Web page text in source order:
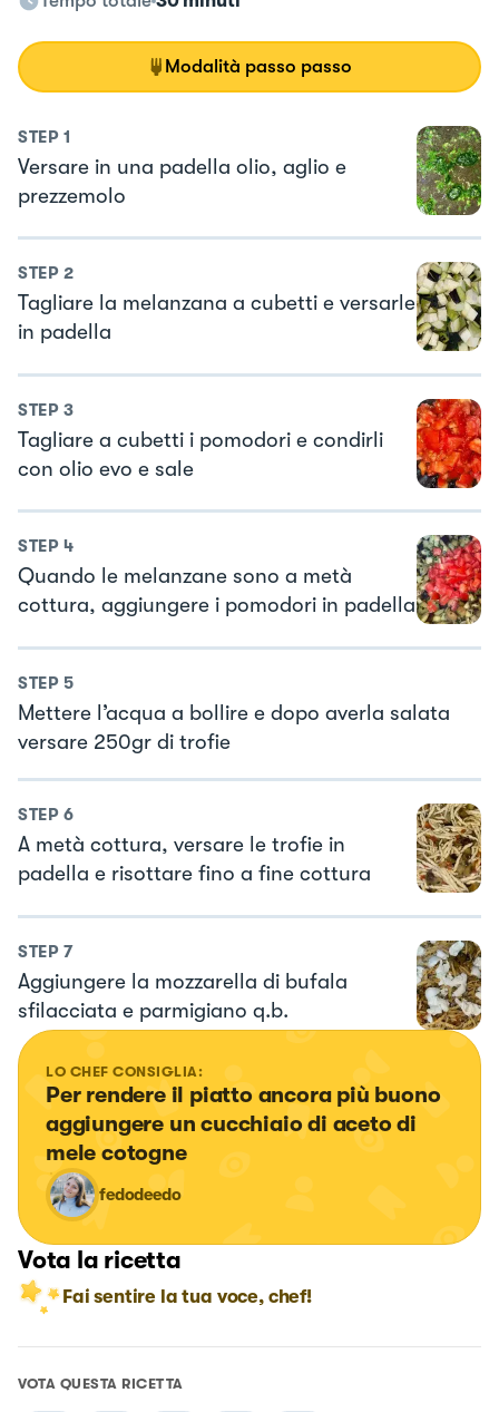
Modalità passo passo
STEP 1
Versare in una padella olio, aglio e
prezzemolo
STEP 2
Tagliare la melanzana a cubetti e versarle
in padella
STEP 3
Tagliare a cubetti i pomodori e condirli
con olio evo e sale
STEP 4
Quando le melanzane sono a metà
cottura, aggiungere i pomodori in padella
STEP 5
Mettere l’acqua a bollire e dopo averla salata
versare 250gr di trofie
STEP 6
A metà cottura, versare le trofie in
padella e risottare fino a fine cottura
STEP 7
Aggiungere la mozzarella di bufala
sfilacciata e parmigiano q.b.
LO CHEF CONSIGLIA:
Per rendere il piatto ancora più buono
aggiungere un cucchiaio di aceto di
mele cotogne
fedodeedo
Vota la ricetta
Fai sentire la tua voce, chef!
VOTA QUESTA RICETTA